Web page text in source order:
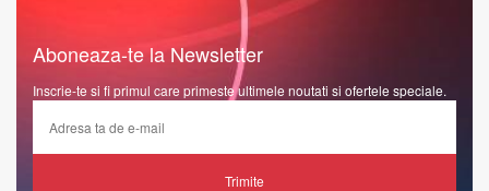
Aboneaza-te la Newsletter
Inscrie-te si fi primul care primeste ultimele noutati si ofertele speciale.
Trimite